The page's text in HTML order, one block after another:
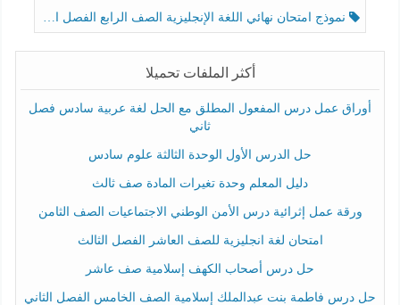
نموذج امتحان نهائي اللغة الإنجليزية الصف الرابع الفصل الثالث
أكثر الملفات تحميلا
أوراق عمل درس المفعول المطلق مع الحل لغة عربية سادس فصل
ثاني
حل الدرس الأول الوحدة الثالثة علوم سادس
دليل المعلم وحدة تغيرات المادة صف ثالث
ورقة عمل إثرائية درس الأمن الوطني الاجتماعيات الصف الثامن
امتحان لغة انجليزية للصف العاشر الفصل الثالث
حل درس أصحاب الكهف إسلامية صف عاشر
حل درس فاطمة بنت عبدالملك إسلامية الصف الخامس الفصل الثاني